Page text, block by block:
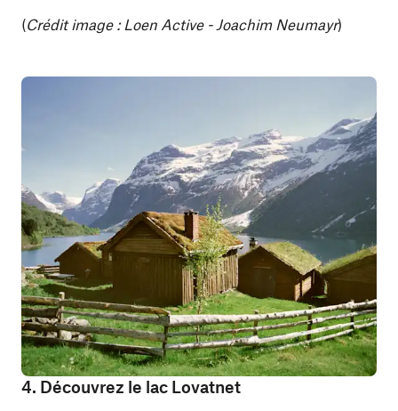
(Crédit image : Loen Active - Joachim Neumayr)
4. Découvrez le lac Lovatnet